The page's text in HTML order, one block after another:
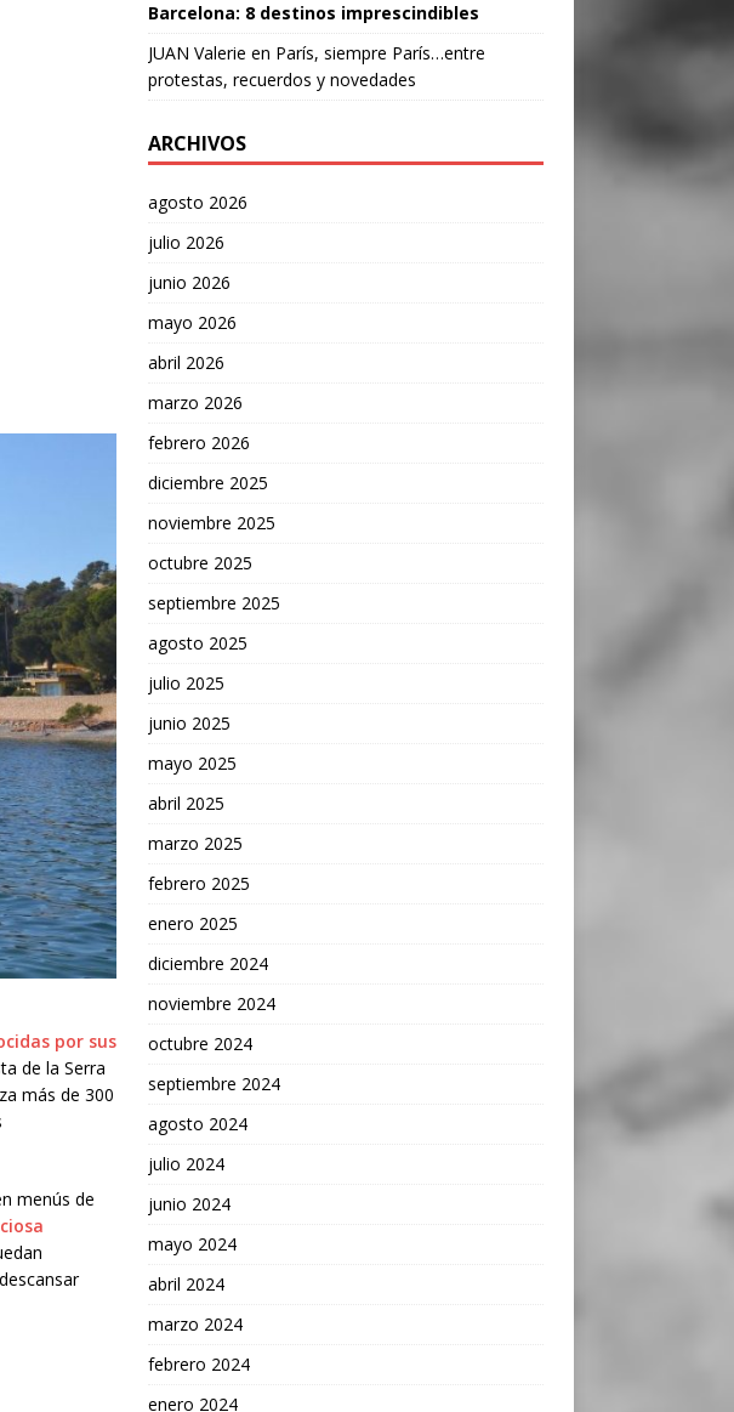
por sus
de la Serra
más de 300
menús de
Barcelona: 8 destinos imprescindibles
JUAN Valerie en París, siempre París…entre
protestas, recuerdos y novedades
ARCHIVOS
agosto 2026
julio 2026
junio 2026
mayo 2026
abril 2026
marzo 2026
febrero 2026
diciembre 2025
noviembre 2025
octubre 2025
septiembre 2025
agosto 2025
julio 2025
junio 2025
mayo 2025
abril 2025
marzo 2025
febrero 2025
enero 2025
diciembre 2024
noviembre 2024
octubre 2024
septiembre 2024
agosto 2024
julio 2024
junio 2024
mayo 2024
abril 2024
marzo 2024
febrero 2024
enero 2024